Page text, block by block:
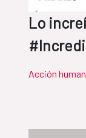
Lo
Acción